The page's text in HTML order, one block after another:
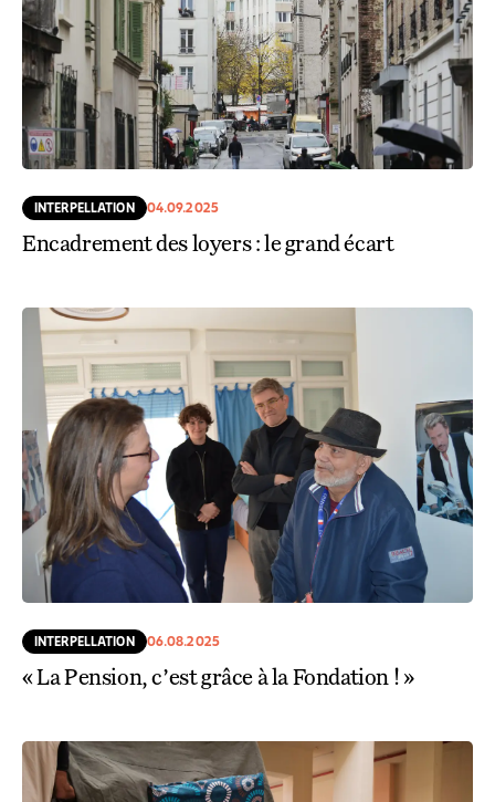
INTERPELLATION 04.09.2025
Encadrement des loyers : le grand écart
INTERPELLATION 06.08.2025
« La Pension, c’est grâce à la Fondation ! »